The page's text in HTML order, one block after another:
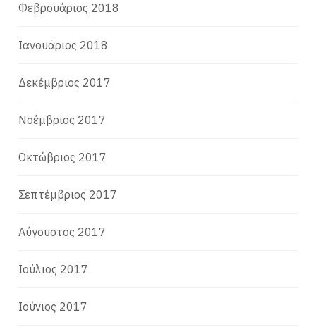
Φεβρουάριος 2018
Ιανουάριος 2018
Δεκέμβριος 2017
Νοέμβριος 2017
Οκτώβριος 2017
Σεπτέμβριος 2017
Αύγουστος 2017
Ιούλιος 2017
Ιούνιος 2017